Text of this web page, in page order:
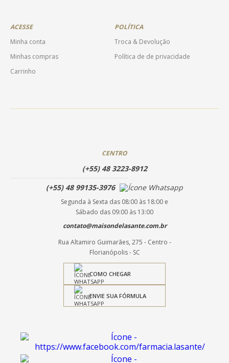
ACESSE
Minha conta
Minhas compras
Carrinho
POLÍTICA
Troca & Devolução
Política de de privacidade
CENTRO
(+55) 48 3223-8912
(+55) 48 99135-3976
Segunda à Sexta das 08:00 às 18:00 e
Sábado das 09:00 às 13:00
contato@maisondelasante.com.br
Rua Altamiro Guimarães, 275 - Centro -
Florianópolis - SC
COMO CHEGAR
ENVIE SUA FÓRMULA